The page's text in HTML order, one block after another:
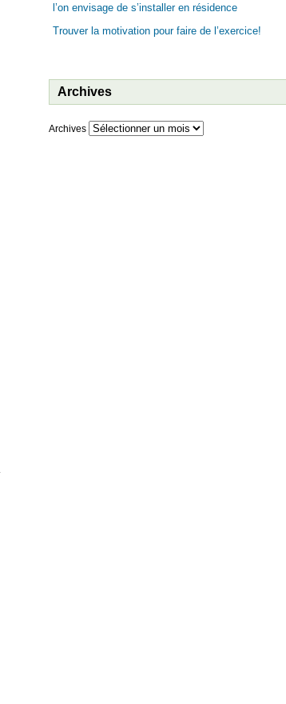
l’on envisage de s’installer en résidence
Trouver la motivation pour faire de l’exercice!
Archives
Archives